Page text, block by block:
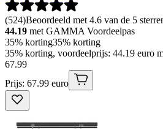
(524)Beoordeeld met 4.6 van de 5
44.19 met GAMMA Voordeelpas
35% korting35% korting
35% korting, voordeelprijs: 44.19 euro
67.99
Prijs: 67.99 euro